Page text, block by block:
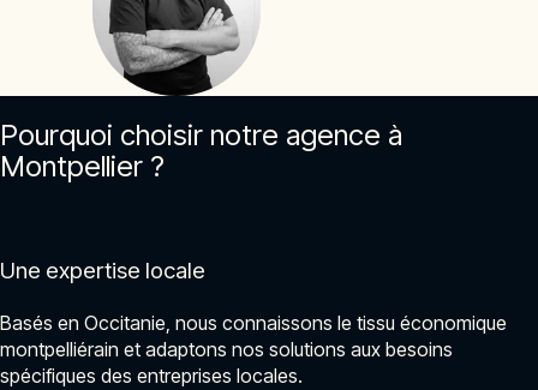
Pourquoi choisir notre agence à
Montpellier ?
Une expertise locale
Basés en Occitanie, nous connaissons le tissu économique
montpelliérain et adaptons nos solutions aux besoins
spécifiques des entreprises locales.